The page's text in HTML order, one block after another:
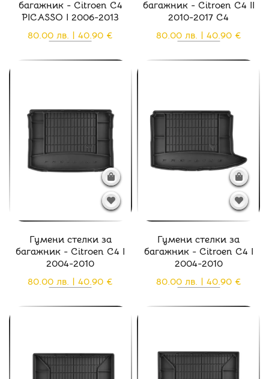
багажник - Citroen C4
PICASSO I 2006-2013
80.00 лв. | 40.90 €
багажник - Citroen C4 II
2010-2017 C4
80.00 лв. | 40.90 €
Гумени стелки за
багажник - Citroen C4 I
2004-2010
80.00 лв. | 40.90 €
Гумени стелки за
багажник - Citroen C4 I
2004-2010
80.00 лв. | 40.90 €